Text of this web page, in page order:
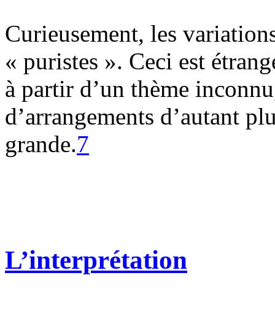
Curieusement, les
« puristes ». Ceci est
à partir d’un thème
d’arrangements d’autant
grande.7
L’interprétation